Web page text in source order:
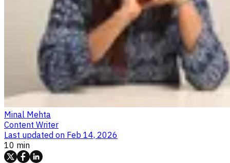
Minal Mehta
Content Writer
Last updated on Feb 14, 2026
10 min